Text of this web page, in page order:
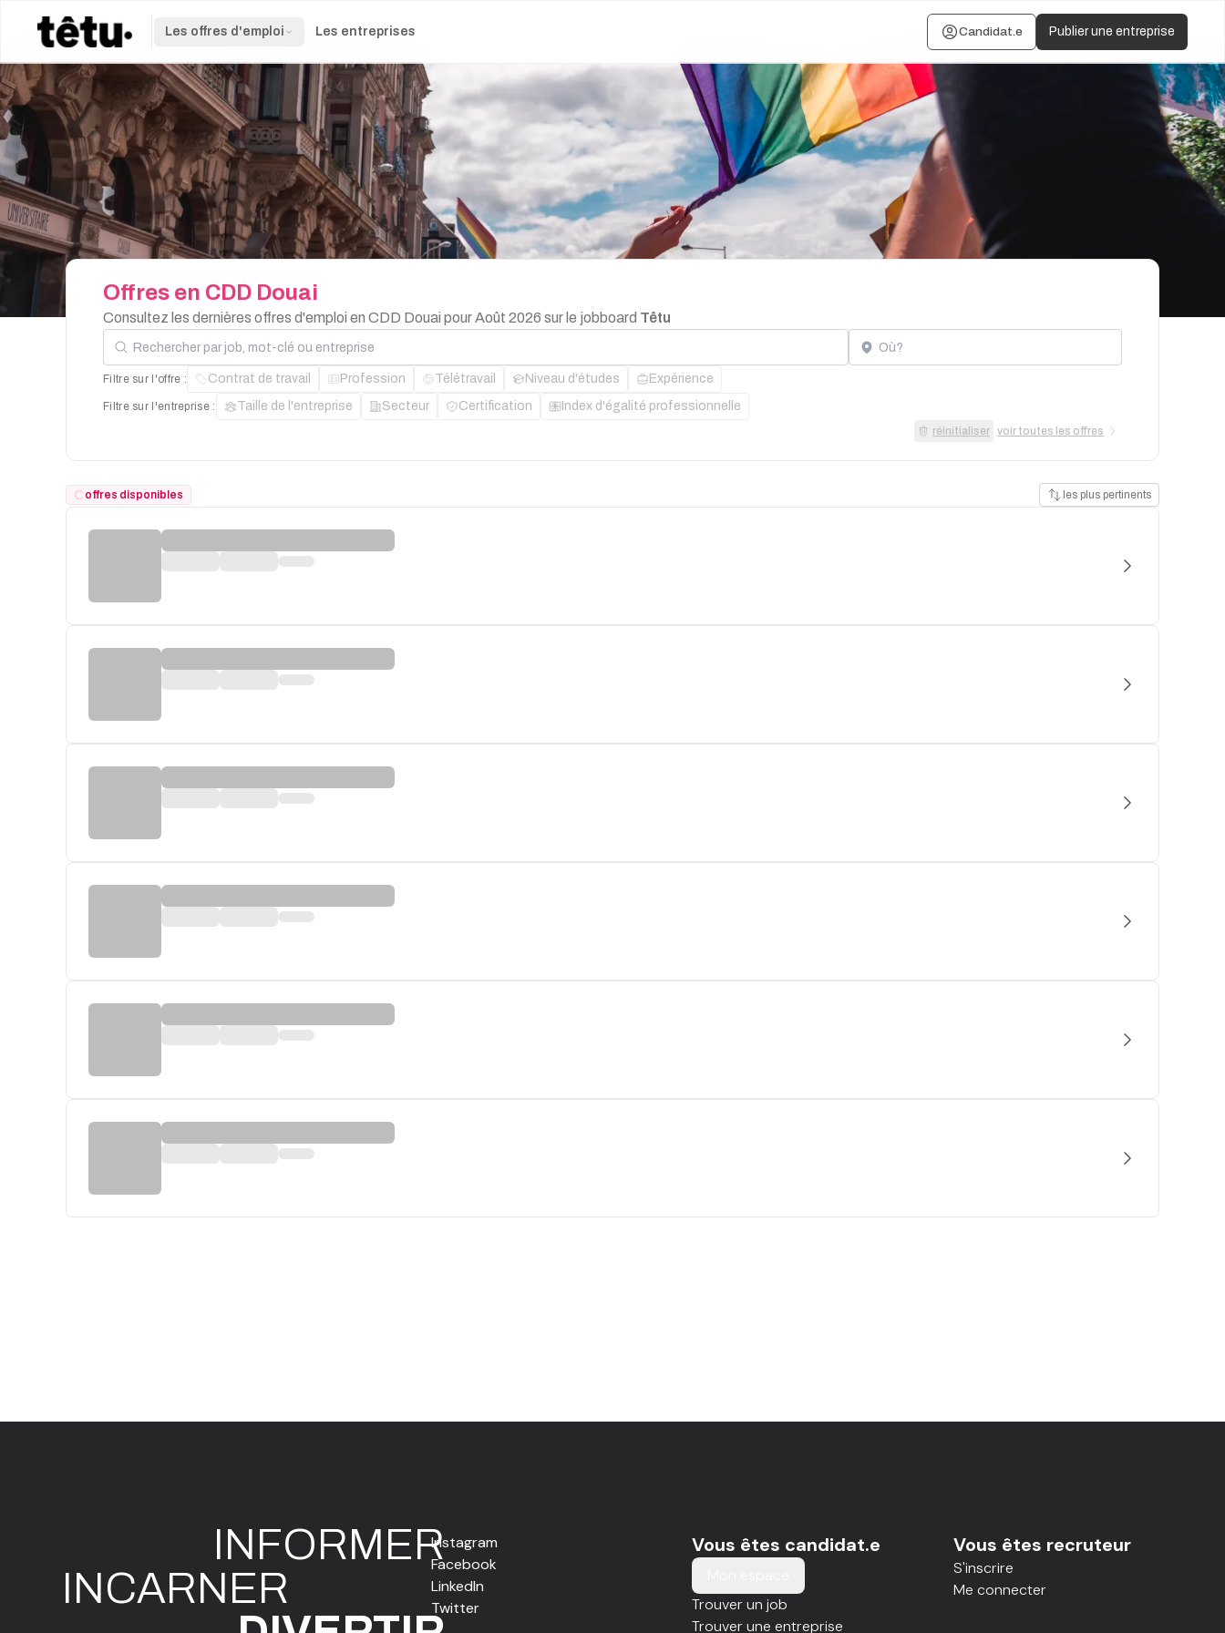
Les offres d'emploi Les entreprises Candidat.e Publier une entreprise
Offres en CDD Douai
Consultez les dernières offres d'emploi en CDD Douai pour Août 2026 sur le jobboard Têtu
Rechercher par job, mot-clé ou entreprise Localisation
Filtre sur l'offre : Contrat de travail Profession Télétravail Niveau d'études Expérience
Filtre sur l'entreprise : Taille de l'entreprise Secteur Certification Index d'égalité professionnelle
réinitialiser voir toutes les offres
offres disponibles les plus pertinents
INFORMER
INCARNER
Instagram
Facebook
LinkedIn
Twitter
Vous êtes candidat.e
Trouver un job
Trouver une entreprise
Vous êtes recruteur
S'inscrire
Me connecter